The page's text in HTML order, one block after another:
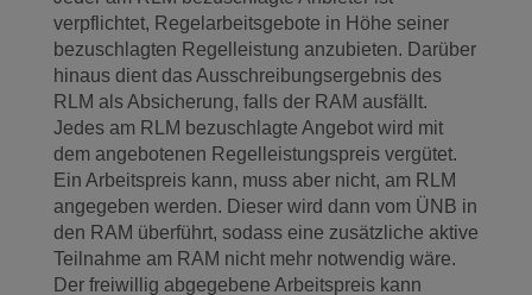
verpflichtet, Regelarbeitsgebote in Höhe seiner
bezuschlagten Regelleistung anzubieten. Darüber
hinaus dient das Ausschreibungsergebnis des
RLM als Absicherung, falls der RAM ausfällt.
Jedes am RLM bezuschlagte Angebot wird mit
dem angebotenen Regelleistungspreis vergütet.
Ein Arbeitspreis kann, muss aber nicht, am RLM
angegeben werden. Dieser wird dann vom ÜNB in
den RAM überführt, sodass eine zusätzliche aktive
Teilnahme am RAM nicht mehr notwendig wäre.
Der freiwillig abgegebene Arbeitspreis kann